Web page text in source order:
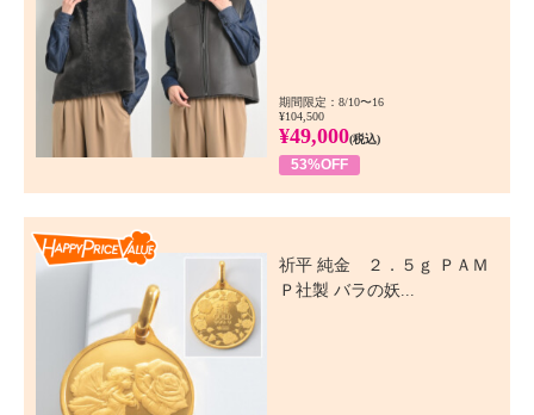
期間限定：8/10〜16
¥104,500
¥49,000(税込)
53%OFF
祈平 純金 ２．５ｇ ＰＡＭ
Ｐ社製 バラの妖...